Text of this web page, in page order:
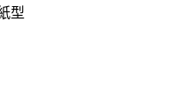
型